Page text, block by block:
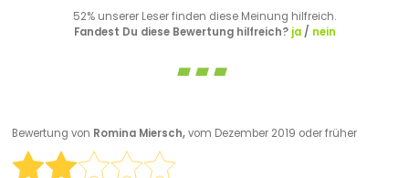
52% unserer Leser finden diese Meinung hilfreich.
Fandest Du diese Bewertung hilfreich? ja/ nein
Bewertung von Romina Miersch,vom Dezember 2019 oder früher